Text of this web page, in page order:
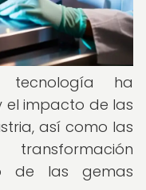
tecnología ha
el impacto de las
así como las
de las gemas